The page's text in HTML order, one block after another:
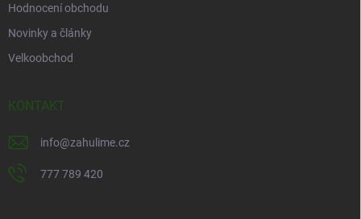
Hodnocení obchodu
Novinky a články
Velkoobchod
KONTAKT
info@zahulime.cz
777 789 420